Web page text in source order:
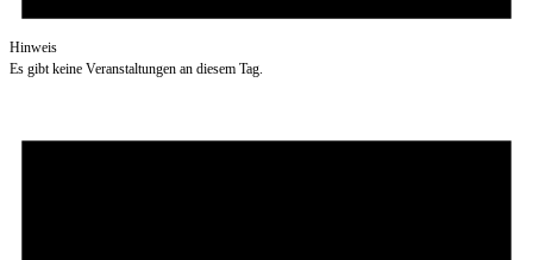
Hinweis
Es gibt keine Veranstaltungen an diesem Tag.